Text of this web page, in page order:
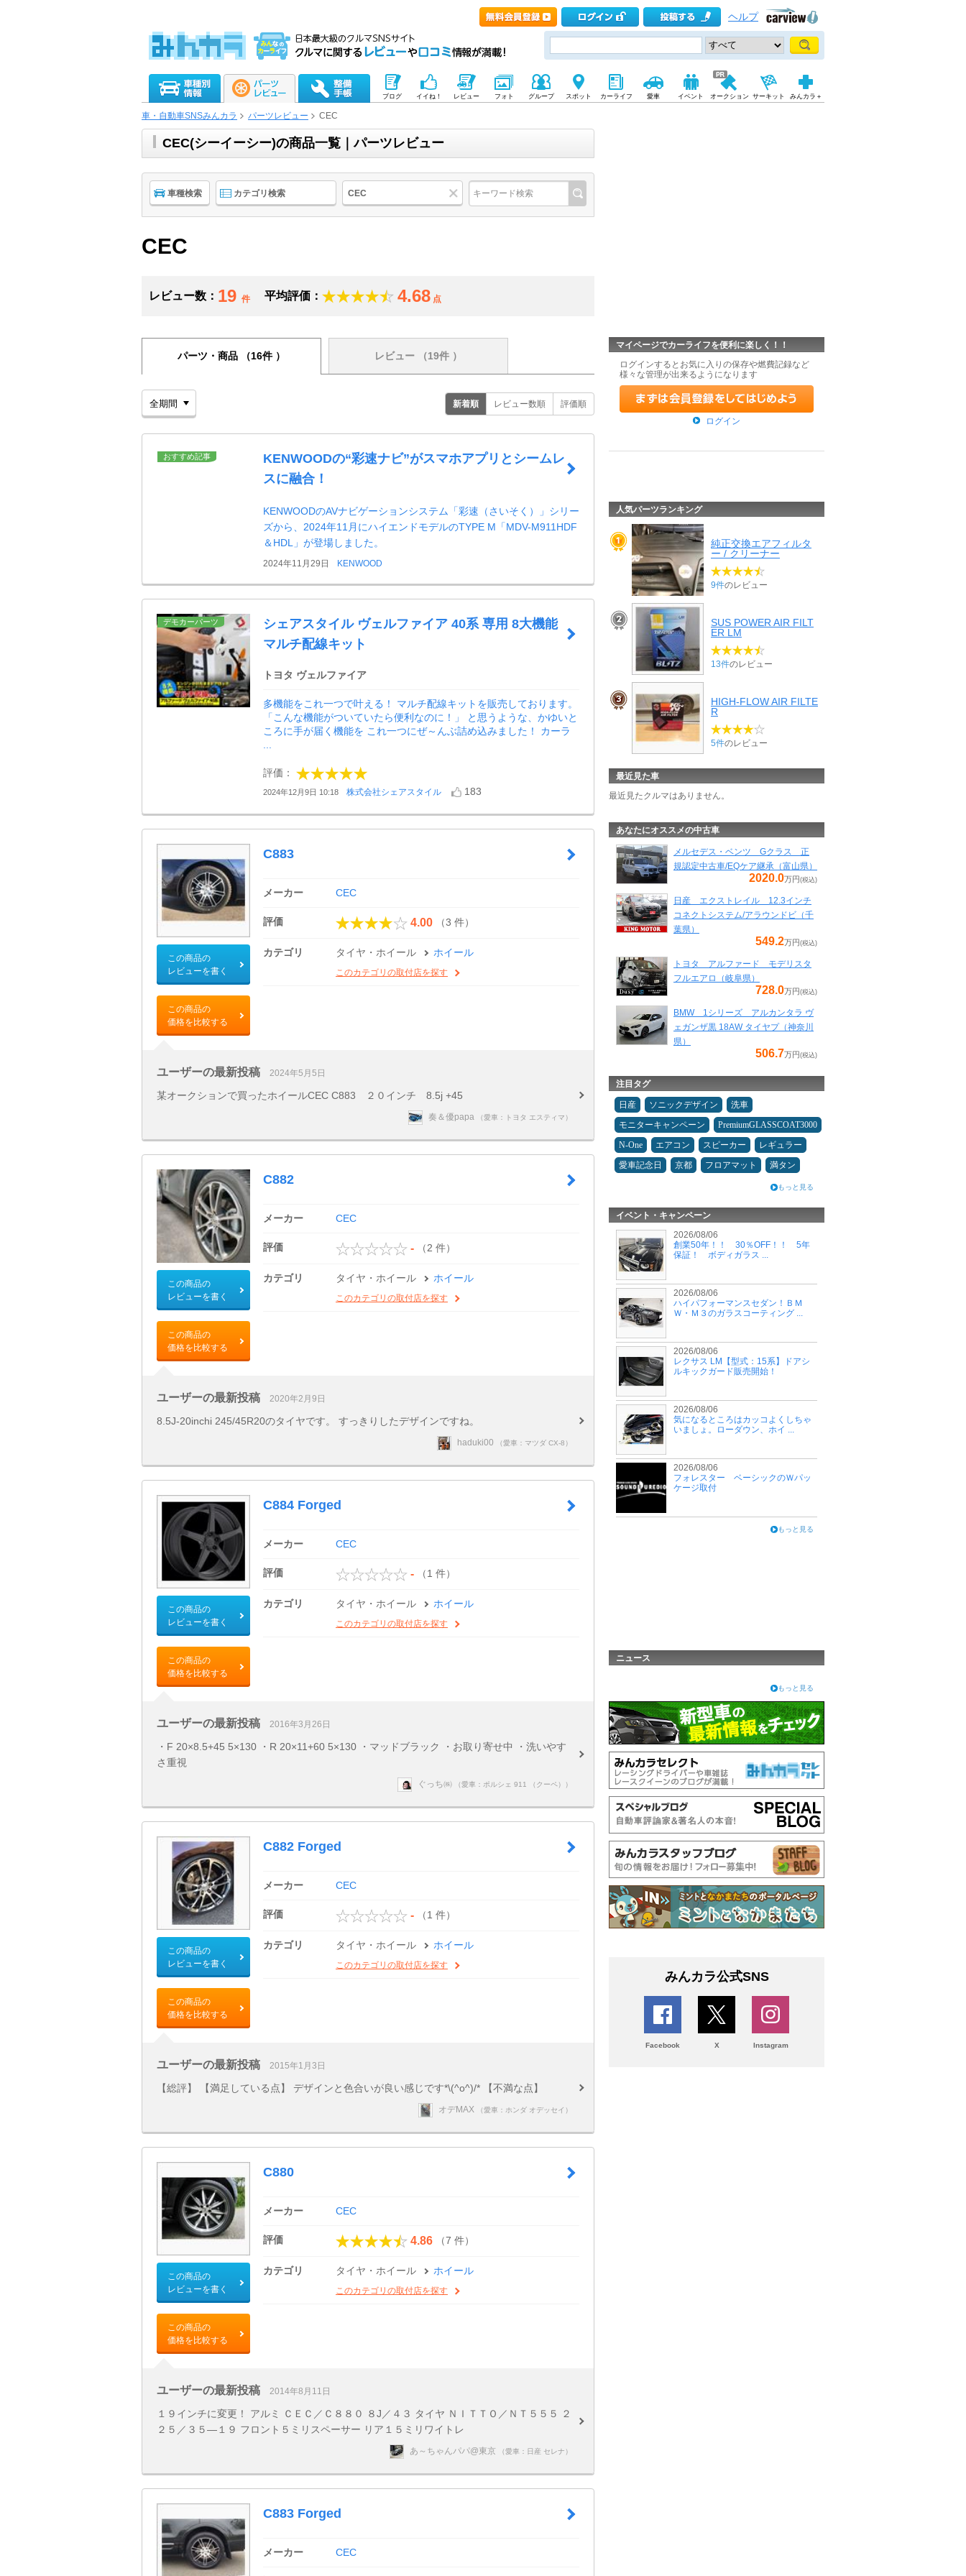
ヘルプ
ブログ イイね！ レビュー フォト グループ スポット カーライフ 愛車 イベント オークション サーキット みんカラ＋
車・自動車SNSみんカラ パーツレビュー CEC
CEC(シーイーシー)の商品一覧｜パーツレビュー
車種検索 カテゴリ検索 CEC
CEC
レビュー数： 19 件 平均評価： 4.68 点
パーツ・商品 （16件 ） レビュー （19件 ）
新着順 レビュー数順 評価順
おすすめ記事
KENWOODの“彩速ナビ”がスマホアプリとシームレ
スに融合！
KENWOODのAVナビゲーションシステム「彩速（さいそく）」シリー
ズから、2024年11月にハイエンドモデルのTYPE M「MDV-M911HDF
＆HDL」が登場しました。
2024年11月29日 KENWOOD
デモカーパーツ
シェアスタイル ヴェルファイア 40系 専用 8大機能
マルチ配線キット
トヨタ ヴェルファイア
多機能をこれ一つで叶える！ マルチ配線キットを販売しております。
「こんな機能がついていたら便利なのに！」 と思うような、かゆいと
ころに手が届く機能を これ一つにぜ～んぶ詰め込みました！ カーラ
評価：
2024年12月9日 10:18 株式会社シェアスタイル 183
この商品の
レビューを書く
この商品の
価格を比較する
C883
メーカー CEC
評価 4.00 （3 件）
カテゴリ タイヤ・ホイール ホイール
このカテゴリの取付店を探す
ユーザーの最新投稿 2024年5月5日
某オークションで買ったホイールCEC C883 ２０インチ 8.5j +45
奏＆優papa （愛車：トヨタ エスティマ）
この商品の
レビューを書く
この商品の
価格を比較する
C882
メーカー CEC
評価 - （2 件）
カテゴリ タイヤ・ホイール ホイール
このカテゴリの取付店を探す
ユーザーの最新投稿 2020年2月9日
8.5J-20inchi 245/45R20のタイヤです。 すっきりしたデザインですね。
haduki00 （愛車：マツダ CX-8）
この商品の
レビューを書く
この商品の
価格を比較する
C884 Forged
メーカー CEC
評価 - （1 件）
カテゴリ タイヤ・ホイール ホイール
このカテゴリの取付店を探す
ユーザーの最新投稿 2016年3月26日
・F 20×8.5+45 5×130 ・R 20×11+60 5×130 ・マッドブラック ・お取り寄せ中 ・洗いやす
さ重視
ぐっち㈱ （愛車：ポルシェ 911 （クーペ））
この商品の
レビューを書く
この商品の
価格を比較する
C882 Forged
メーカー CEC
評価 - （1 件）
カテゴリ タイヤ・ホイール ホイール
このカテゴリの取付店を探す
ユーザーの最新投稿 2015年1月3日
【総評】 【満足している点】 デザインと色合いが良い感じです*\(^o^)/* 【不満な点】
オデMAX （愛車：ホンダ オデッセイ）
この商品の
レビューを書く
この商品の
価格を比較する
C880
メーカー CEC
評価 4.86 （7 件）
カテゴリ タイヤ・ホイール ホイール
このカテゴリの取付店を探す
ユーザーの最新投稿 2014年8月11日
１９インチに変更！ アルミ ＣＥＣ／Ｃ８８０ ８J／４３ タイヤ ＮＩＴＴＯ／ＮＴ５５５ ２
２５／３５―１９ フロント５ミリスペーサー リア１５ミリワイトレ
あ～ちゃんパパ@東京 （愛車：日産 セレナ）
C883 Forged
メーカー CEC
マイページでカーライフを便利に楽しく！！
ログインするとお気に入りの保存や燃費記録など
様々な管理が出来るようになります
ログイン
人気パーツランキング
純正交換エアフィルタ
ー / クリーナー
9件のレビュー
SUS POWER AIR FILT
ER LM
13件のレビュー
HIGH-FLOW AIR FILTE
R
5件のレビュー
最近見た車
最近見たクルマはありません。
あなたにオススメの中古車
メルセデス・ベンツ Gクラス 正
規認定中古車/EQケア継承（富山県）
2020.0万円(税込)
日産 エクストレイル 12.3インチ
コネクトシステム/アラウンドビ（千
葉県）
549.2万円(税込)
トヨタ アルファード モデリスタ
フルエアロ（岐阜県）
728.0万円(税込)
BMW 1シリーズ アルカンタラ ヴ
ェガンザ黒 18AW タイヤプ（神奈川
県）
506.7万円(税込)
注目タグ
日産 ソニックデザイン
洗車
モニターキャンペーン
PremiumGLASSCOAT3000
N-One
エアコン スピーカー
レギュラー
愛車記念日
京都 フロアマット 満タン
もっと見る
イベント・キャンペーン
2026/08/06
創業50年！！ 30％OFF！！ 5年
保証！ ボディガラス ...
2026/08/06
ハイパフォーマンスセダン！ＢＭ
Ｗ・Ｍ３のガラスコーティング ...
2026/08/06
レクサス LM【型式：15系】ドアシ
ルキックガード販売開始！
2026/08/06
気になるところはカッコよくしちゃ
いましょ。ローダウン、ホイ ...
2026/08/06
フォレスター ベーシックのＷパッ
ケージ取付
もっと見る
ニュース
もっと見る
みんカラ公式SNS
Facebook X Instagram